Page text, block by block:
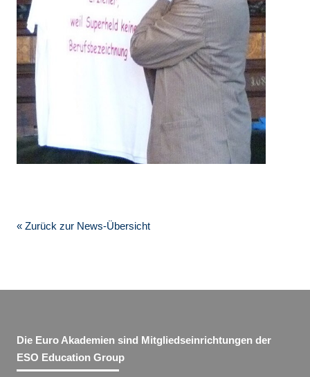
« Zurück zur News-Übersicht
Die Euro Akademien sind Mitgliedseinrichtungen der
ESO Education Group